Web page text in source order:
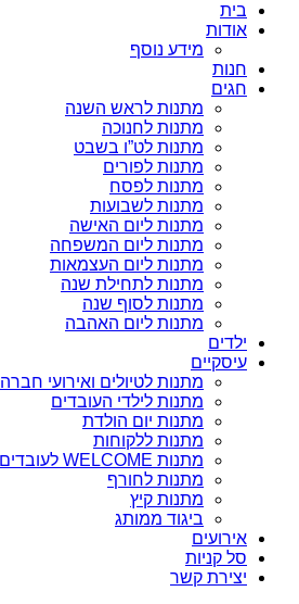
בית
אודות
מידע נוסף
חנות
חגים
מתנות לראש השנה
מתנות לחנוכה
מתנות לט”ו בשבט
מתנות לפורים
מתנות לפסח
מתנות לשבועות
מתנות ליום האישה
מתנות ליום המשפחה
מתנות ליום העצמאות
מתנות לתחילת שנה
מתנות לסוף שנה
מתנות ליום האהבה
ילדים
עיסקיים
מתנות לטיולים ואירועי חברה
מתנות לילדי העובדים
מתנות יום הולדת
מתנות ללקוחות
מתנות WELCOME לעובדים
מתנות לחורף
מתנות קיץ
ביגוד ממותג
אירועים
סל קניות
יצירת קשר